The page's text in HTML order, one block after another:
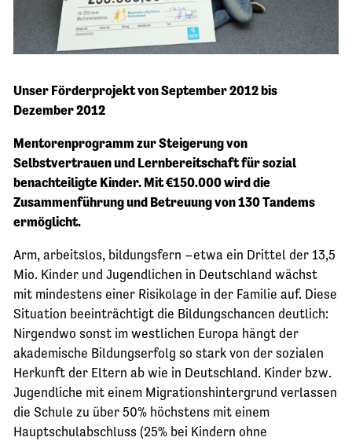
Unser Förderprojekt von September 2012 bis
Dezember 2012
Mentorenprogramm zur Steigerung von
Selbstvertrauen und Lernbereitschaft für sozial
benachteiligte Kinder. Mit €150.000 wird die
Zusammenführung und Betreuung von 130 Tandems
ermöglicht.
Arm, arbeitslos, bildungsfern –etwa ein Drittel der 13,5
Mio. Kinder und Jugendlichen in Deutschland wächst
mit mindestens einer Risikolage in der Familie auf. Diese
Situation beeinträchtigt die Bildungschancen deutlich:
Nirgendwo sonst im westlichen Europa hängt der
akademische Bildungserfolg so stark von der sozialen
Herkunft der Eltern ab wie in Deutschland. Kinder bzw.
Jugendliche mit einem Migrationshintergrund verlassen
die Schule zu über 50% höchstens mit einem
Hauptschulabschluss (25% bei Kindern ohne